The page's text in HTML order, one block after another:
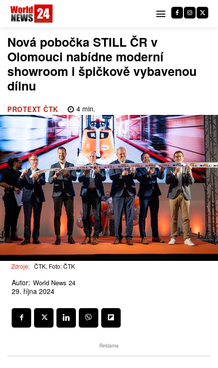
Nová pobočka STILL ČR v
Olomouci nabídne moderní
showroom i špičkově vybavenou
dílnu
PROTEXT ČTK 4min.
Zdroje: ČTK, Foto: ČTK
Autor: World News 24
29. října 2024
Reklama